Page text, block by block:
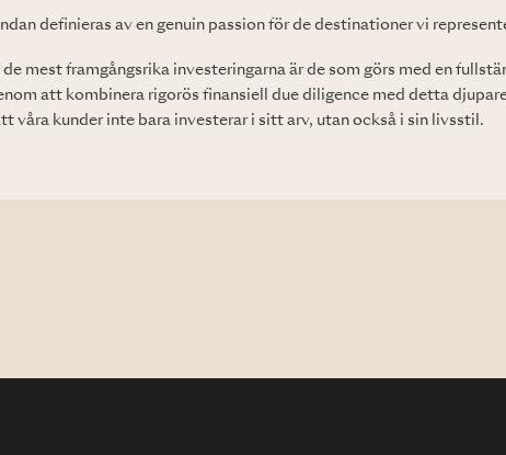
definieras av en genuin passion för de destinationer vi
mest framgångsrika investeringarna är de som görs med en
att kombinera rigorös finansiell due diligence med detta
våra kunder inte bara investerar i sitt arv, utan också i sin livsstil.